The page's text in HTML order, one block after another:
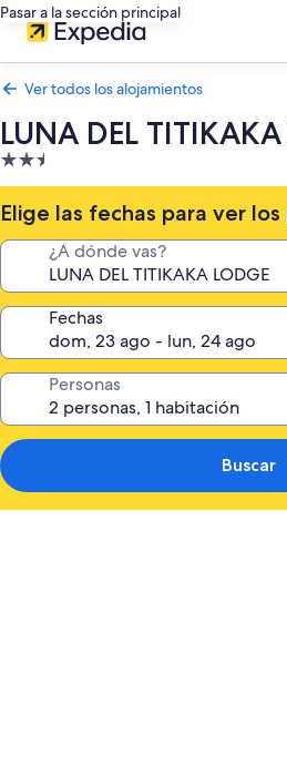
Pasar a la sección principal
Ver todos los alojamientos
LUNA DEL
Alojamiento
de
2.5 estrellas
Elige las fechas para ver los
¿A dónde vas?
Fechas
Personas
Buscar